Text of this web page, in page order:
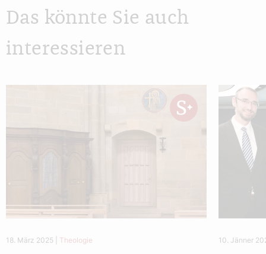
Das könnte Sie auch
interessieren
18. März 2025 Theologie 10. Jänner